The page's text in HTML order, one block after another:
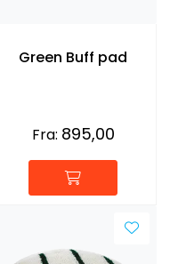
Green Buff pad
Fra: 895,00